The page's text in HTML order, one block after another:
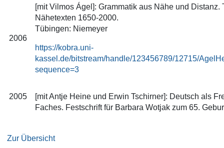
2006
[mit Vilmos Ágel]: Grammatik aus Nähe und
Nähetexten 1650-2000.
Tübingen: Niemeyer
https://kobra.uni-
kassel.de/bitstream/handle/123456789/12715/
sequence=3
2005
[mit Antje Heine und Erwin Tschirner]: Deutsch als
Faches. Festschrift für Barbara Wotjak zum 65.
Zur Übersicht